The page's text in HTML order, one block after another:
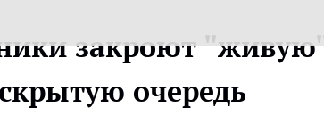
закроют
очередь